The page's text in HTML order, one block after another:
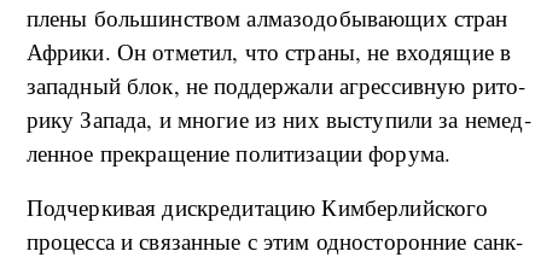
п­ле­ны боль­шин­ством ал­ма­зо­до­бы­ва­ю­щих стран
Аф­ри­ки. Он от­ме­тил, что стра­ны, не вхо­дя­щие в
за­па­д­ный блок, не под­дер­жа­ли агрес­сив­ную ри­то­
ри­ку За­па­да, и мно­гие из них вы­сту­пи­ли за не­мед­
лен­ное пре­кра­ще­ние по­ли­ти­за­ции фо­ру­ма.
Под­чер­ки­вая дис­кре­ди­та­цию Ки­м­бер­лий­ско­го
про­цес­са и свя­за­н­ные с этим од­но­сто­рон­ние сан­к­